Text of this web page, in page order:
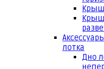
лотка
Дно